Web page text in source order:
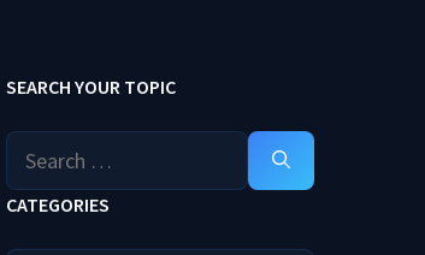
SEARCH YOUR TOPIC
Search
for:
CATEGORIES